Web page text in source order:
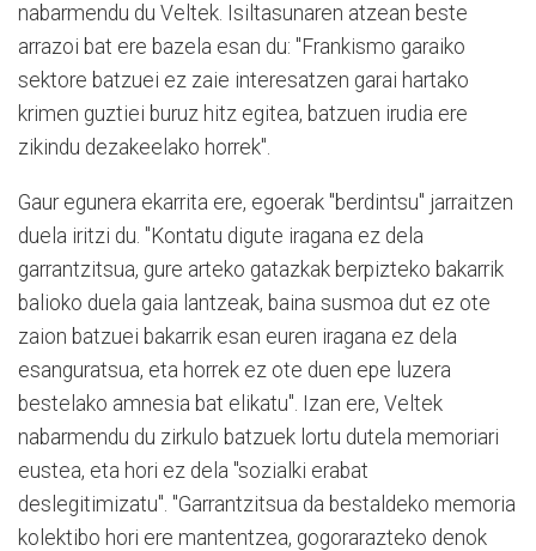
nabarmendu du Veltek. Isiltasunaren atzean beste
arrazoi bat ere bazela esan du: "Frankismo garaiko
sektore batzuei ez zaie interesatzen garai hartako
krimen guztiei buruz hitz egitea, batzuen irudia ere
zikindu dezakeelako horrek".
Gaur egunera ekarrita ere, egoerak "berdintsu" jarraitzen
duela iritzi du. "Kontatu digute iragana ez dela
garrantzitsua, gure arteko gatazkak berpizteko bakarrik
balioko duela gaia lantzeak, baina susmoa dut ez ote
zaion batzuei bakarrik esan euren iragana ez dela
esanguratsua, eta horrek ez ote duen epe luzera
bestelako amnesia bat elikatu". Izan ere, Veltek
nabarmendu du zirkulo batzuek lortu dutela memoriari
eustea, eta hori ez dela "sozialki erabat
deslegitimizatu". "Garrantzitsua da bestaldeko memoria
kolektibo hori ere mantentzea, gogorarazteko denok